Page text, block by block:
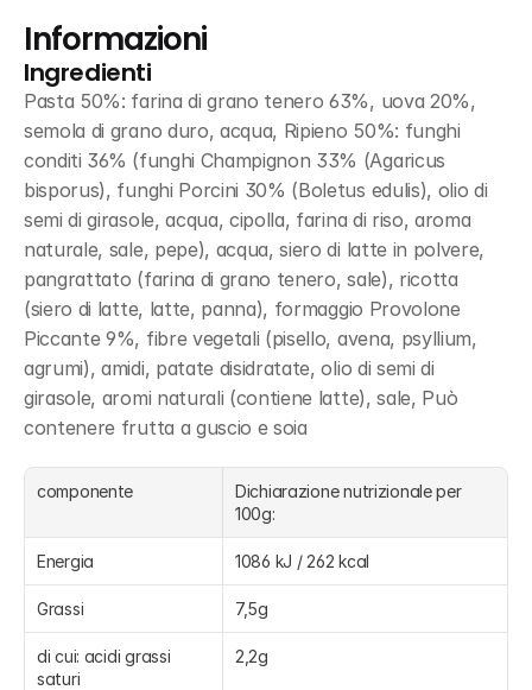
Informazioni
Ingredienti
Pasta 50%: farina di grano tenero 63%, uova 20%,
semola di grano duro, acqua, Ripieno 50%: funghi
conditi 36% (funghi Champignon 33% (Agaricus
bisporus), funghi Porcini 30% (Boletus edulis), olio di
semi di girasole, acqua, cipolla, farina di riso, aroma
naturale, sale, pepe), acqua, siero di latte in polvere,
pangrattato (farina di grano tenero, sale), ricotta
(siero di latte, latte, panna), formaggio Provolone
Piccante 9%, fibre vegetali (pisello, avena, psyllium,
agrumi), amidi, patate disidratate, olio di semi di
girasole, aromi naturali (contiene latte), sale, Può
contenere frutta a guscio e soia
componente
Dichiarazione nutrizionale per
100g:
Energia 1086 kJ / 262 kcal
Grassi 7,5g
di cui: acidi grassi
saturi
2,2g